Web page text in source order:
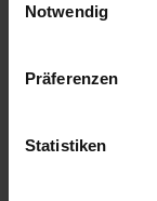
Notwendig
Präferenzen
Statistiken
Villeroy & Boch
dark shellstone - matt